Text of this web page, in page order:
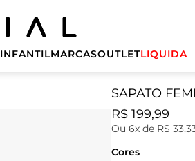
INFANTILMARCASOUTLETLIQUIDA
SAPATO
R$ 199,99
Ou 6x de R$ 33,
Cores